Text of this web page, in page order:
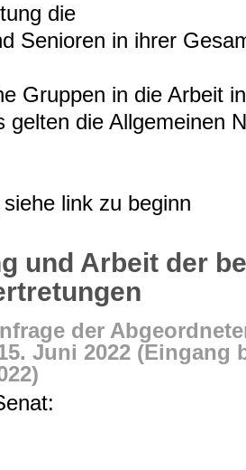
die
Senioren in ihrer
Gruppen in die Arbeit
gelten die Allgemeinen
link zu beginn
und Arbeit der
der
Juni 2022 (Eingang